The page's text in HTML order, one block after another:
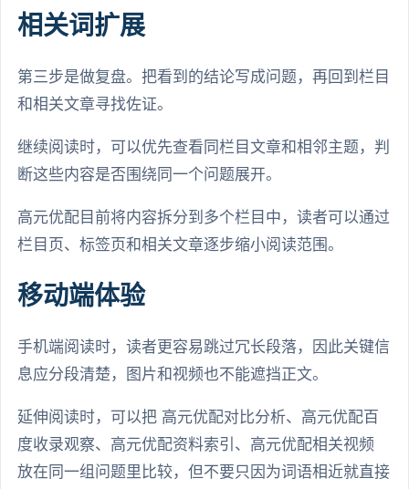
相关词扩展
第三步是做复盘。把看到的结论写成问题，再回到栏目
和相关文章寻找佐证。
继续阅读时，可以优先查看同栏目文章和相邻主题，判
断这些内容是否围绕同一个问题展开。
高元优配目前将内容拆分到多个栏目中，读者可以通过
栏目页、标签页和相关文章逐步缩小阅读范围。
移动端体验
手机端阅读时，读者更容易跳过冗长段落，因此关键信
息应分段清楚，图片和视频也不能遮挡正文。
延伸阅读时，可以把 高元优配对比分析、高元优配百
度收录观察、高元优配资料索引、高元优配相关视频
放在同一组问题里比较，但不要只因为词语相近就直接